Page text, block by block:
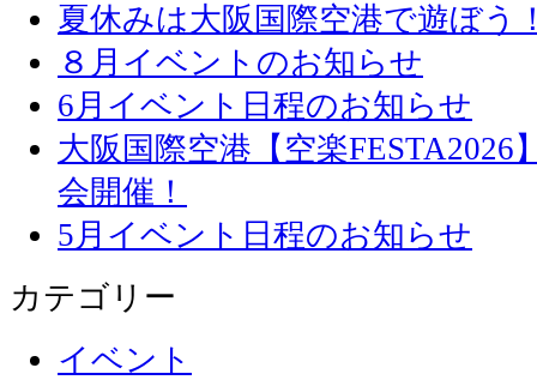
夏休みは大阪国際空港で遊ぼう
８月イベントのお知らせ
6月イベント日程のお知らせ
大阪国際空港【空楽
会開催！
5月イベント日程のお知らせ
カテゴリー
イベント